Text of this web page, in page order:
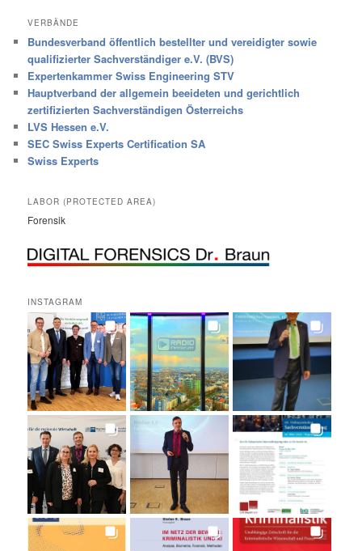
VERBÄNDE
Bundesverband öffentlich bestellter und vereidigter sowie
qualifizierter Sachverständiger e.V. (BVS)
Expertenkammer Swiss Engineering STV
Hauptverband der allgemein beeideten und gerichtlich
zertifizierten Sachverständigen Österreichs
LVS Hessen e.V.
SEC Swiss Experts Certification SA
Swiss Experts
LABOR (PROTECTED AREA)
Forensik
INSTAGRAM